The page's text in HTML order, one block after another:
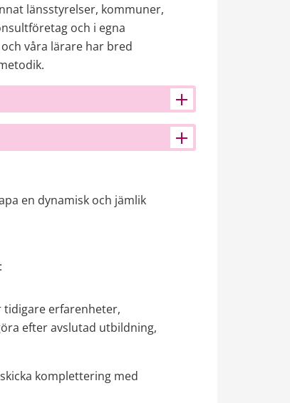
länsstyrelser, kommuner,
och i egna
våra lärare har bred
en dynamisk och jämlik
tidigare erfarenheter,
efter avslutad utbildning,
komplettering med